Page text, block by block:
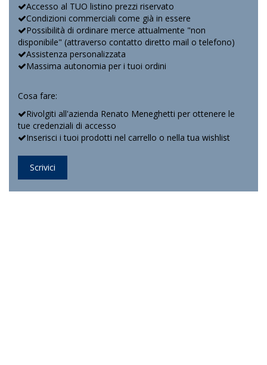
Accesso al TUO listino prezzi riservato
Condizioni commerciali come già in essere
Possibilità di ordinare merce attualmente "non
disponibile" (attraverso contatto diretto mail o telefono)
Assistenza personalizzata
Massima autonomia per i tuoi ordini
Cosa fare:
Rivolgiti all'azienda Renato Meneghetti per ottenere le
tue credenziali di accesso
Inserisci i tuoi prodotti nel carrello o nella tua wishlist
Scrivici